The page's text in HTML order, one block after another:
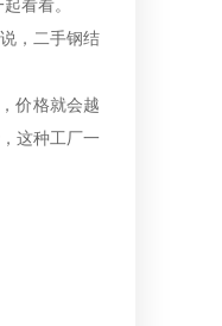
看看。
，二手钢结
价格就会越
这种工厂一